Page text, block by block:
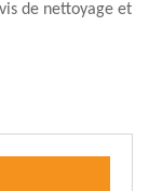
de nettoyage et